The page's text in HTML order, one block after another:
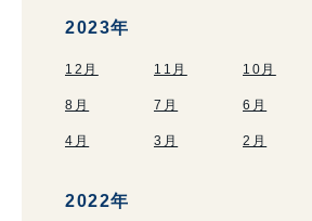
2023年
12月 11月 10月
8月 7月 6月
4月 3月 2月
2022年